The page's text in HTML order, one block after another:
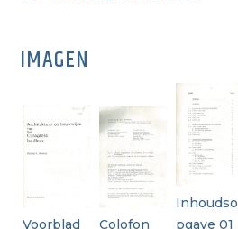
IMAGEN
Voorblad Colofon
Inhoudso
pgave 01